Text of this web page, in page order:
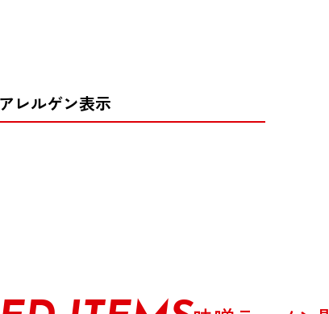
レルゲン表示